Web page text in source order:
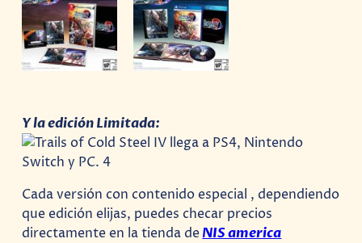
Y la edición Limitada:
Cada versión con contenido especial , dependiendo
que edición elijas, puedes checar precios
directamente en la tienda deNIS america